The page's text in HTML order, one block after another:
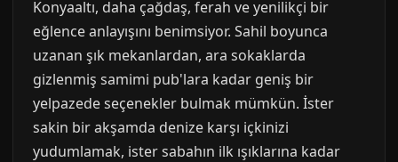
Konyaaltı, daha çağdaş, ferah ve yenilikçi bir
eğlence anlayışını benimsiyor. Sahil boyunca
uzanan şık mekanlardan, ara sokaklarda
gizlenmiş samimi pub'lara kadar geniş bir
yelpazede seçenekler bulmak mümkün. İster
sakin bir akşamda denize karşı içkinizi
yudumlamak, ister sabahın ilk ışıklarına kadar